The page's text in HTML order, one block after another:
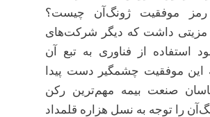
رمز موفقیت ژونگ‌آن چیست؟
مزیتی داشت که دیگر شرکت‌های
استفاده از فناوری به تبع آن
این موفقیت چشمگیر دست پیدا
صنعت بیمه مهم‌ترین رکن
را توجه به نسل هزاره قلمداد